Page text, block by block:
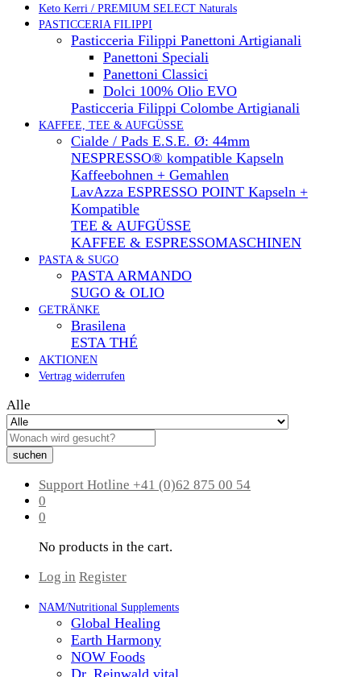
Keto Kerri / PREMIUM SELECT Naturals
PASTICCERIA FILIPPI
Pasticceria Filippi Panettoni Artigianali
Panettoni Speciali
Panettoni Classici
Dolci 100% Olio EVO
Pasticceria Filippi Colombe Artigianali
KAFFEE, TEE & AUFGÜSSE
Cialde / Pads E.S.E. Ø: 44mm
NESPRESSO® kompatible Kapseln
Kaffeebohnen + Gemahlen
LavAzza ESPRESSO POINT Kapseln +
Kompatible
TEE & AUFGÜSSE
KAFFEE & ESPRESSOMASCHINEN
PASTA & SUGO
PASTA ARMANDO
SUGO & OLIO
GETRÄNKE
Brasilena
ESTA THÉ
AKTIONEN
Vertrag widerrufen
Alle
suchen
Support Hotline +41 (0)62 875 00 54
0
0
No products in the cart.
Log in Register
NAM/Nutritional Supplements
Global Healing
Earth Harmony
NOW Foods
Dr. Reinwald vital